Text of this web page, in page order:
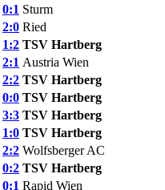
0:1 Sturm
2:0 Ried
1:2 TSV Hartberg
2:1 Austria Wien
2:2 TSV Hartberg
0:0 TSV Hartberg
3:3 TSV Hartberg
1:0 TSV Hartberg
2:2 Wolfsberger AC
0:2 TSV Hartberg
0:1 Rapid Wien